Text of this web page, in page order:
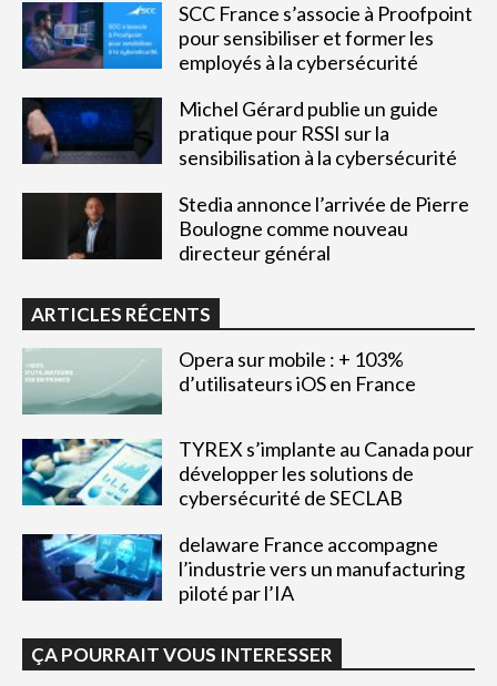
SCC France s’associe à Proofpoint
pour sensibiliser et former les
employés à la cybersécurité
Michel Gérard publie un guide
pratique pour RSSI sur la
sensibilisation à la cybersécurité
Stedia annonce l’arrivée de Pierre
Boulogne comme nouveau
directeur général
ARTICLES RÉCENTS
Opera sur mobile : + 103%
d’utilisateurs iOS en France
TYREX s’implante au Canada pour
développer les solutions de
cybersécurité de SECLAB
delaware France accompagne
l’industrie vers un manufacturing
piloté par l’IA
ÇA POURRAIT VOUS INTERESSER